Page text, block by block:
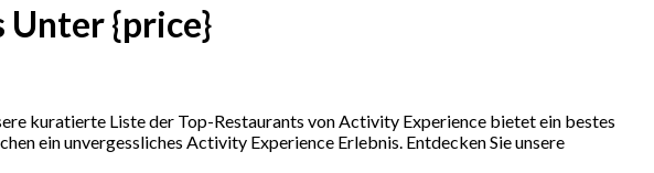
Unter {price}
kuratierte Liste der Top-Restaurants von Activity Experience bietet ein bestes
ein unvergessliches Activity Experience Erlebnis. Entdecken Sie unsere